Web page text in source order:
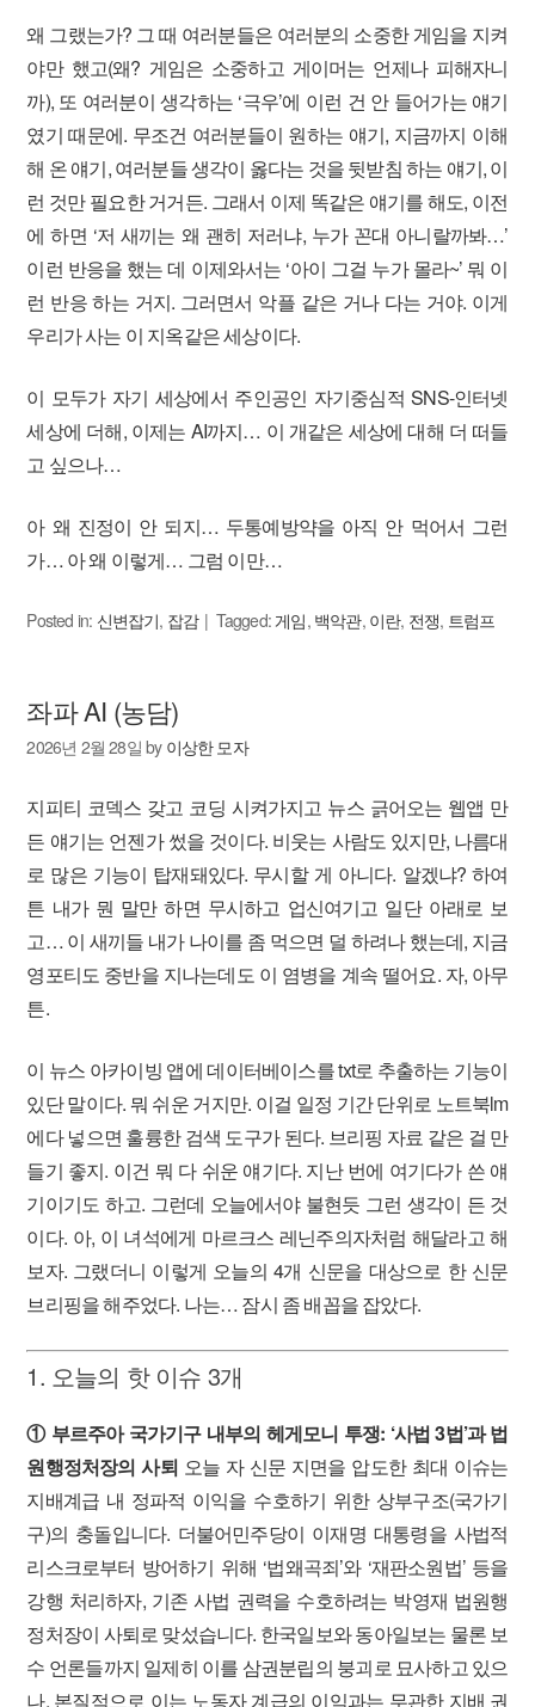
왜 그랬는가? 그 때 여러분들은 여러분의 소중한 게임을 지켜
야만 했고(왜? 게임은 소중하고 게이머는 언제나 피해자니
까), 또 여러분이 생각하는 ‘극우’에 이런 건 안 들어가는 얘기
였기 때문에. 무조건 여러분들이 원하는 얘기, 지금까지 이해
해 온 얘기, 여러분들 생각이 옳다는 것을 뒷받침 하는 얘기, 이
런 것만 필요한 거거든. 그래서 이제 똑같은 얘기를 해도, 이전
에 하면 ‘저 새끼는 왜 괜히 저러냐, 누가 꼰대 아니랄까봐…’
이런 반응을 했는 데 이제와서는 ‘아이 그걸 누가 몰라~’ 뭐 이
런 반응 하는 거지. 그러면서 악플 같은 거나 다는 거야. 이게
우리가 사는 이 지옥같은 세상이다.
이 모두가 자기 세상에서 주인공인 자기중심적 SNS-인터넷
세상에 더해, 이제는 AI까지… 이 개같은 세상에 대해 더 떠들
고 싶으나…
아 왜 진정이 안 되지… 두통예방약을 아직 안 먹어서 그런
가… 아 왜 이렇게… 그럼 이만…
Posted in: 신변잡기, 잡감 Tagged:게임, 백악관, 이란, 전쟁, 트럼프
좌파 AI (농담)
2026년 2월 28일 by 이상한 모자
지피티 코덱스 갖고 코딩 시켜가지고 뉴스 긁어오는 웹앱 만
든 얘기는 언젠가 썼을 것이다. 비웃는 사람도 있지만, 나름대
로 많은 기능이 탑재돼있다. 무시할 게 아니다. 알겠냐? 하여
튼 내가 뭔 말만 하면 무시하고 업신여기고 일단 아래로 보
고… 이 새끼들 내가 나이를 좀 먹으면 덜 하려나 했는데, 지금
영포티도 중반을 지나는데도 이 염병을 계속 떨어요. 자, 아무
튼.
이 뉴스 아카이빙 앱에 데이터베이스를 txt로 추출하는 기능이
있단 말이다. 뭐 쉬운 거지만. 이걸 일정 기간 단위로 노트북lm
에다 넣으면 훌륭한 검색 도구가 된다. 브리핑 자료 같은 걸 만
들기 좋지. 이건 뭐 다 쉬운 얘기다. 지난 번에 여기다가 쓴 얘
기이기도 하고. 그런데 오늘에서야 불현듯 그런 생각이 든 것
이다. 아, 이 녀석에게 마르크스 레닌주의자처럼 해달라고 해
보자. 그랬더니 이렇게 오늘의 4개 신문을 대상으로 한 신문
브리핑을 해주었다. 나는… 잠시 좀 배꼽을 잡았다.
1. 오늘의 핫 이슈 3개
① 부르주아 국가기구 내부의 헤게모니 투쟁: ‘사법 3법’과 법
원행정처장의 사퇴오늘 자 신문 지면을 압도한 최대 이슈는
지배계급 내 정파적 이익을 수호하기 위한 상부구조(국가기
구)의 충돌입니다. 더불어민주당이 이재명 대통령을 사법적
리스크로부터 방어하기 위해 ‘법왜곡죄’와 ‘재판소원법’ 등을
강행 처리하자, 기존 사법 권력을 수호하려는 박영재 법원행
정처장이 사퇴로 맞섰습니다. 한국일보와 동아일보는 물론 보
수 언론들까지 일제히 이를 삼권분립의 붕괴로 묘사하고 있으
나, 본질적으로 이는 노동자 계급의 이익과는 무관한 지배 권